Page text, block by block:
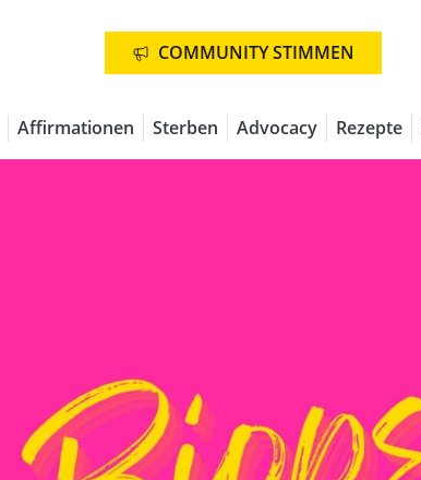
COMMUNITY STIMMEN
Affirmationen Sterben Advocacy Rezepte